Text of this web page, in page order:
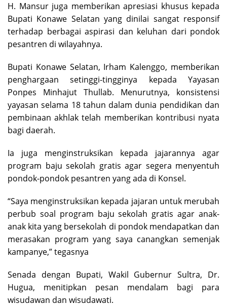
H. Mansur juga memberikan apresiasi khusus kepada
Bupati Konawe Selatan yang dinilai sangat responsif
terhadap berbagai aspirasi dan keluhan dari pondok
pesantren di wilayahnya.
Bupati Konawe Selatan, Irham Kalenggo, memberikan
penghargaan setinggi-tingginya kepada Yayasan
Ponpes Minhajut Thullab. Menurutnya, konsistensi
yayasan selama 18 tahun dalam dunia pendidikan dan
pembinaan akhlak telah memberikan kontribusi nyata
bagi daerah.
Ia juga menginstruksikan kepada jajarannya agar
program baju sekolah gratis agar segera menyentuh
pondok-pondok pesantren yang ada di Konsel.
“Saya menginstruksikan kepada jajaran untuk merubah
perbub soal program baju sekolah gratis agar anak-
anak kita yang bersekolah di pondok mendapatkan dan
merasakan program yang saya canangkan semenjak
kampanye,” tegasnya
Senada dengan Bupati, Wakil Gubernur Sultra, Dr.
Hugua, menitipkan pesan mendalam bagi para
wisudawan dan wisudawati.